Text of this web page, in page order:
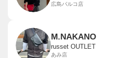
広島パルコ店
M.NAKANO
russet OUTLET
あみ店